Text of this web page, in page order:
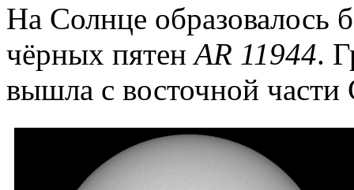
На Солнце образовалось
чёрных пятен АR 11944.
вышла с восточной